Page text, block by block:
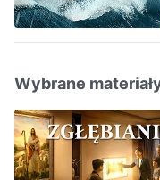
Wybrane